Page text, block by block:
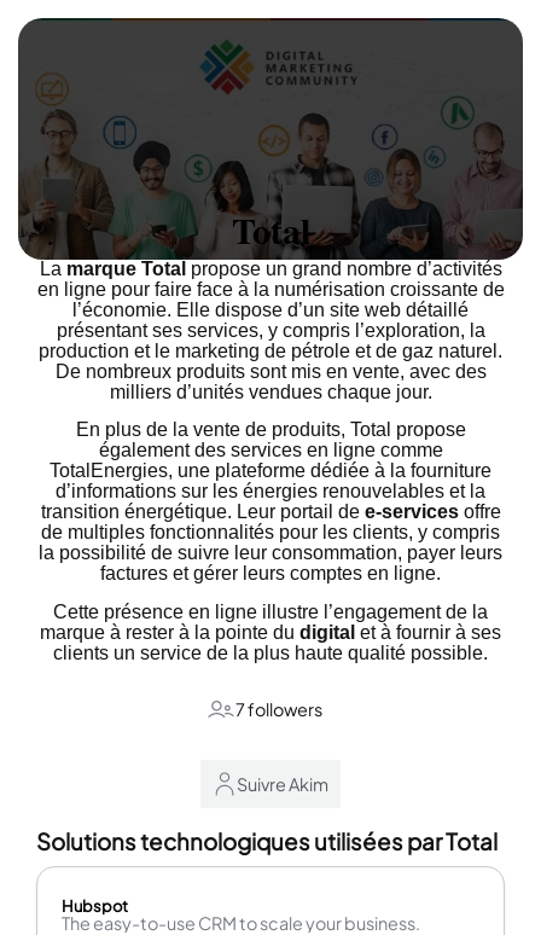
Total
La marque Total propose un grand nombre d’activités
en ligne pour faire face à la numérisation croissante de
l’économie. Elle dispose d’un site web détaillé
présentant ses services, y compris l’exploration, la
production et le marketing de pétrole et de gaz naturel.
De nombreux produits sont mis en vente, avec des
milliers d’unités vendues chaque jour.
En plus de la vente de produits, Total propose
également des services en ligne comme
TotalEnergies, une plateforme dédiée à la fourniture
d’informations sur les énergies renouvelables et la
transition énergétique. Leur portail de e-servicesoffre
de multiples fonctionnalités pour les clients, y compris
la possibilité de suivre leur consommation, payer leurs
factures et gérer leurs comptes en ligne.
Cette présence en ligne illustre l’engagement de la
marque à rester à la pointe du digital et à fournir à ses
clients un service de la plus haute qualité possible.
7 followers
Suivre Akim
Solutions technologiques utilisées par Total
Hubspot
The easy-to-use CRM to scale your business.